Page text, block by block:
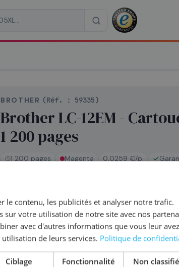
BROTHER (Réf. : 59335)
Brother LC-12EM -
1 200 pages
1 200 pages Magenta 0,0259 €/p.
Expédié le jour même —
commandez avant 14h
Coût par impression :0,0259€
−
Complétez la sérieLC-12
le contenu, les publicités et analyser notre trafic.
sur votre utilisation de notre site avec nos
avec d'autres informations que vous leur avez
de leurs services. Politique de
Ciblage Fonctionnalité Non